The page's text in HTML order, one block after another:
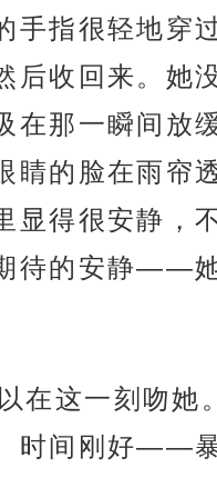
手指很轻地穿
后收回来。她
在那一瞬间放
睛的脸在雨帘
显得很安静，
待的安静——
在这一刻吻她
时间刚好——